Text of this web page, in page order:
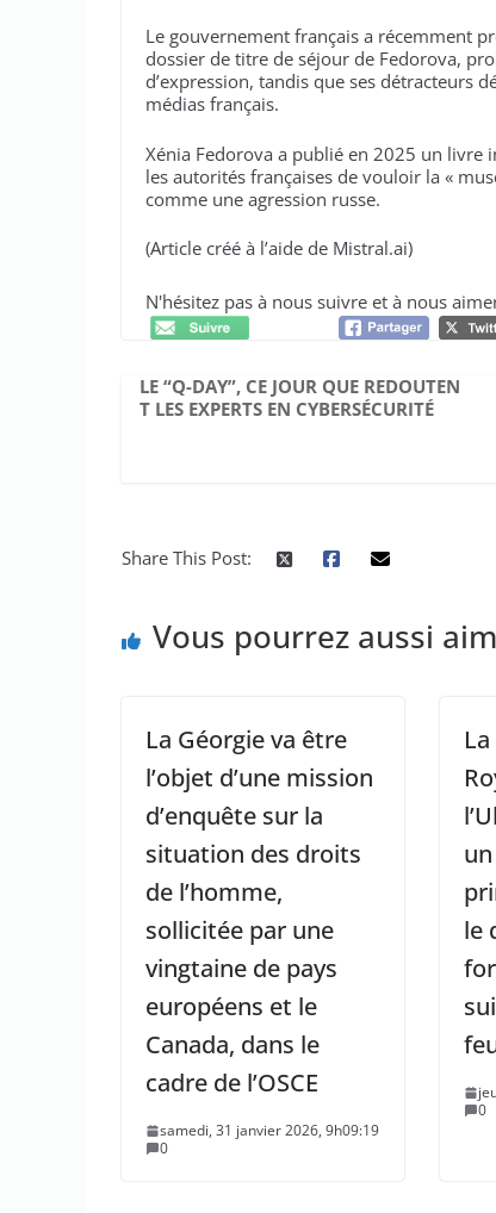
Le gouvernement français a récemment
dossier de titre de séjour de Fedorova,
d’expression, tandis que ses détracteurs
médias français.
Xénia Fedorova a publié en 2025 un livre
les autorités françaises de vouloir la «
comme une agression russe.
(Article créé à l’aide de Mistral.ai)
N'hésitez pas à nous suivre et à nous
LE “Q-DAY”, CE JOUR QUE REDOUTEN
T LES EXPERTS EN CYBERSÉCURITÉ
Share This Post:
Vous pourrez aussi
La Géorgie va être
l’objet d’une mission
d’enquête sur la
situation des droits
de l’homme,
sollicitée par une
vingtaine de pays
européens et le
Canada, dans le
cadre de l’OSCE
samedi, 31 janvier 2026, 9h09:19
0
le
0